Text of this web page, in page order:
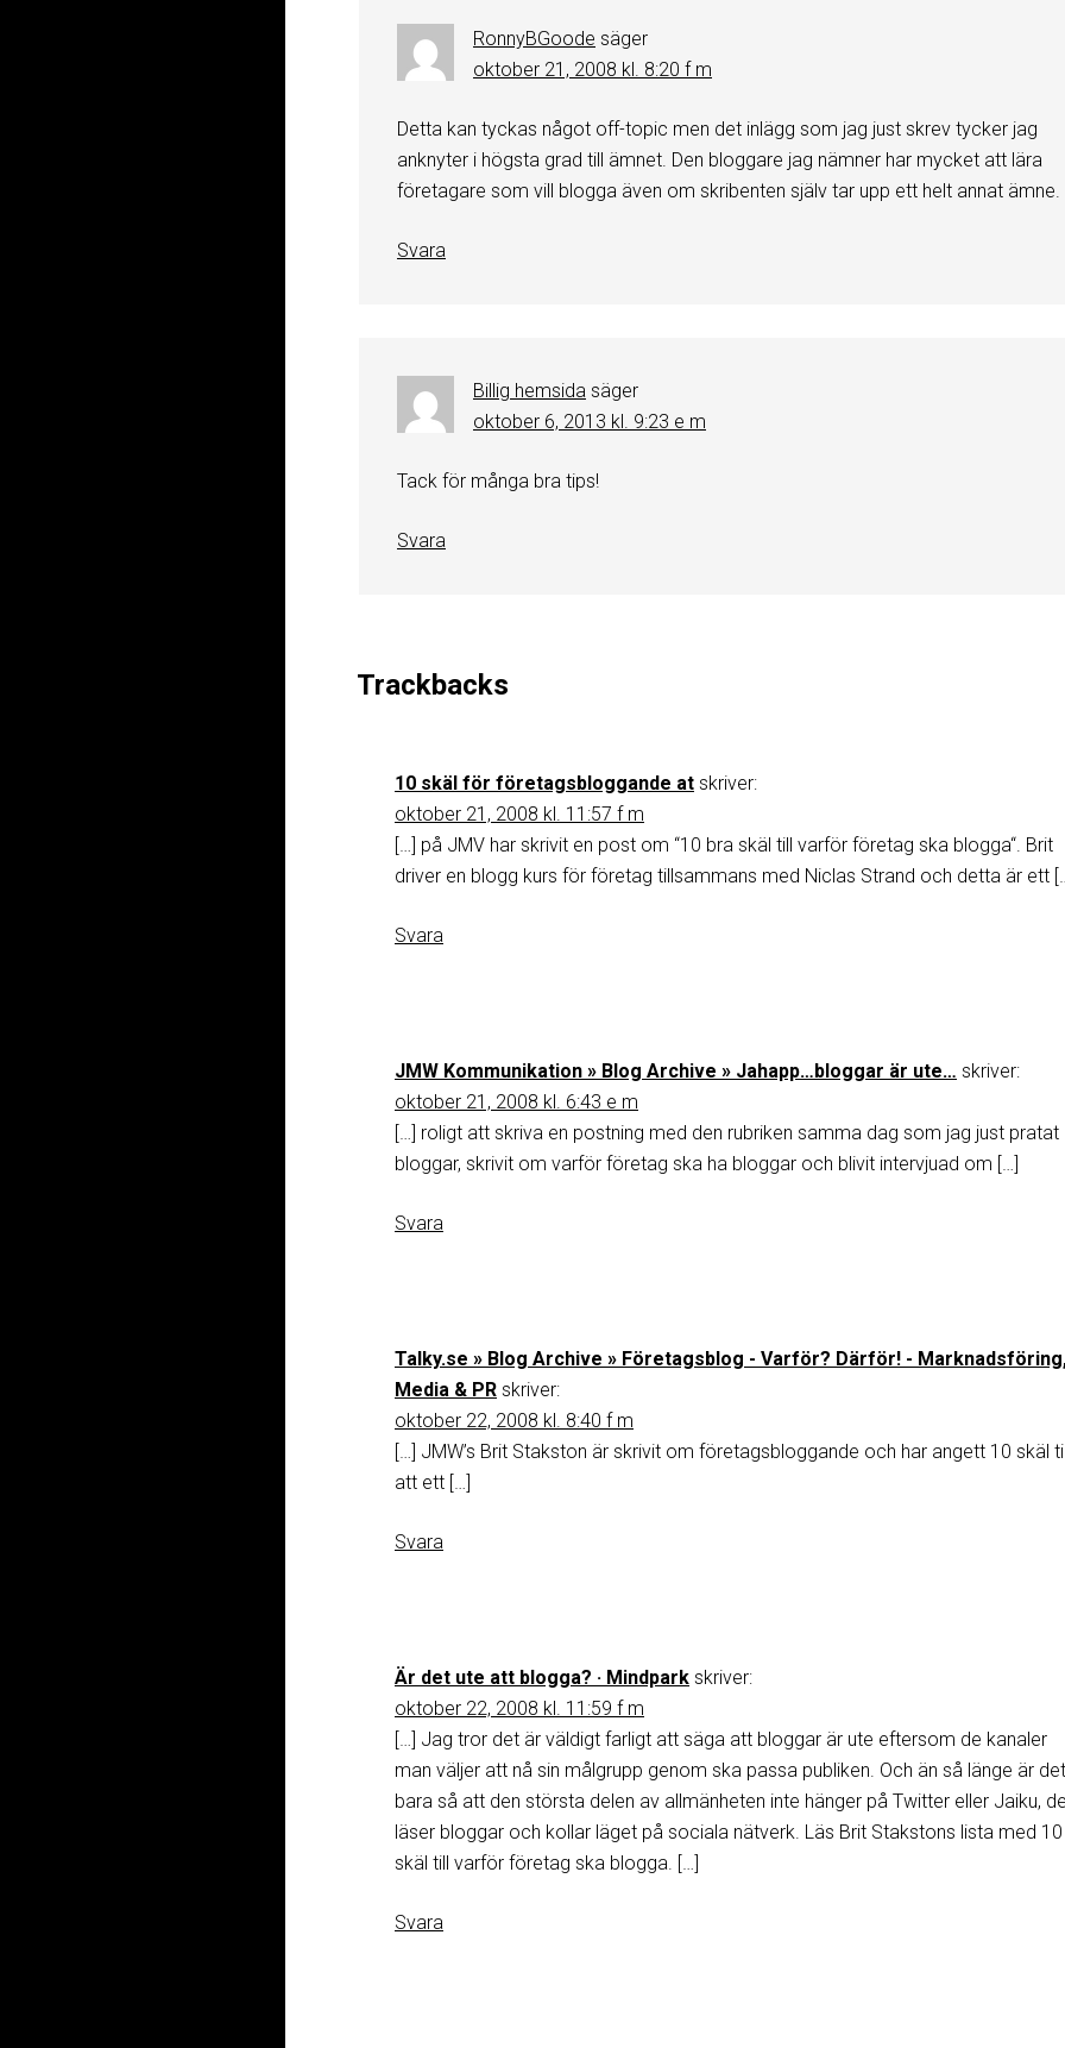
RonnyBGoode säger
oktober 21, 2008 kl. 8:20 f m
Detta kan tyckas något off-topic men det inlägg som jag just skrev tycker jag
anknyter i högsta grad till ämnet. Den bloggare jag nämner har mycket att lära
företagare som vill blogga även om skribenten själv tar upp ett helt annat ämne.
Svara
Billig hemsida säger
oktober 6, 2013 kl. 9:23 e m
Tack för många bra tips!
Svara
Trackbacks
10 skäl för företagsbloggande at skriver:
oktober 21, 2008 kl. 11:57 f m
[…] på JMV har skrivit en post om “10 bra skäl till varför företag ska blogga“. Brit
driver en blogg kurs för företag tillsammans med Niclas Strand och detta är ett
Svara
JMW Kommunikation » Blog Archive » Jahapp…bloggar är ute… skriver:
oktober 21, 2008 kl. 6:43 e m
[…] roligt att skriva en postning med den rubriken samma dag som jag just pratat
bloggar, skrivit om varför företag ska ha bloggar och blivit intervjuad om […]
Svara
Talky.se » Blog Archive » Företagsblog - Varför? Därför! -
Media & PR skriver:
oktober 22, 2008 kl. 8:40 f m
[…] JMW’s Brit Stakston är skrivit om företagsbloggande och har angett 10 skäl
att ett […]
Svara
Är det ute att blogga? · Mindpark skriver:
oktober 22, 2008 kl. 11:59 f m
[…] Jag tror det är väldigt farligt att säga att bloggar är ute eftersom de kanaler
man väljer att nå sin målgrupp genom ska passa publiken. Och än så länge är det
bara så att den största delen av allmänheten inte hänger på Twitter eller Jaiku,
läser bloggar och kollar läget på sociala nätverk. Läs Brit Stakstons lista med 10
skäl till varför företag ska blogga. […]
Svara